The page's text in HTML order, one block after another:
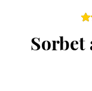
Sorbet